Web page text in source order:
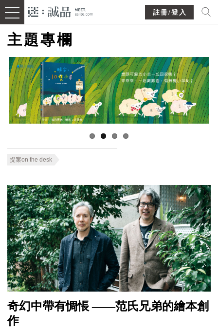
註冊/登入
主題專欄
提案on the desk
奇幻中帶有惆悵 ——范氏兄弟的繪本創
作